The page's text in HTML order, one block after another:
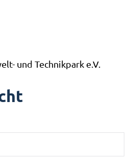
und Technikpark e.V.